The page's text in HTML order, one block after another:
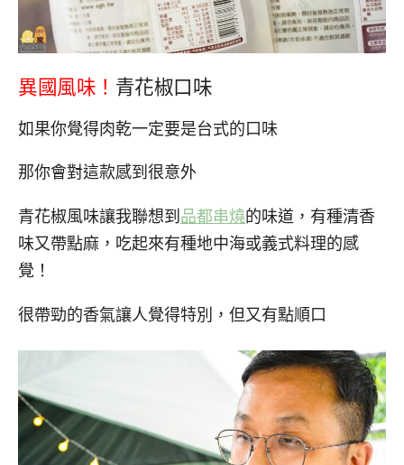
異國風味！ 青花椒口味
如果你覺得肉乾一定要是台式的口味
那你會對這款感到很意外
青花椒風味讓我聯想到 品都串燒的味道，有種清香
味又帶點麻，吃起來有種地中海或義式料理的感
覺！
很帶勁的香氣讓人覺得特別，但又有點順口